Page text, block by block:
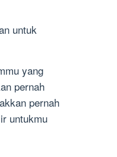
untuk
yang
pernah
pernah
untukmu